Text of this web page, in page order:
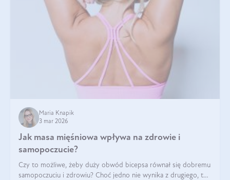
Maria Knapik
3 mar 2026
Jak masa mięśniowa wpływa na zdrowie i
samopoczucie?
Czy to możliwe, żeby duży obwód bicepsa równał się dobremu
samopoczuciu i zdrowiu? Choć jedno nie wynika z drugiego, to